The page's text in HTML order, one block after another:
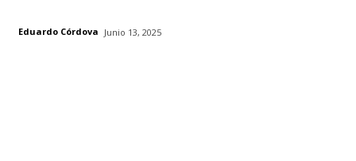
Eduardo Córdova Junio 13, 2025